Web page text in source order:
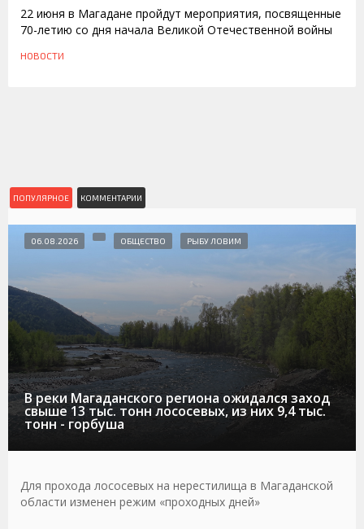
22 июня в Магадане пройдут мероприятия, посвященные
70-летию со дня начала Великой Отечественной войны
НОВОСТИ
ПОПУЛЯРНОЕ КОММЕНТАРИИ
В реки Магаданского региона ожидался заход
свыше 13 тыс. тонн лососевых, из них 9,4 тыс.
тонн - горбуша
06.08.2026 ОБЩЕСТВО РЫБУ ЛОВИМ
Для прохода лососевых на нерестилища в Магаданской
области изменен режим «проходных дней»